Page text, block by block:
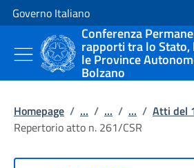
Vai al contenuto
Vai alla navigazione del sito
Governo Italiano
Conferenza
rapporti tra lo Stato,
le Province
Bolzano
Homepage / ... / ... / ... / Atti del
Repertorio atto n. 261/CSR